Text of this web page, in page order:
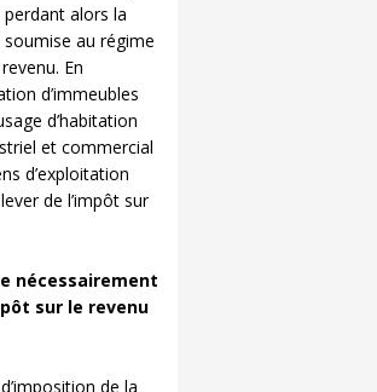
alors la
soumise au régime
En
d’immeubles
d’habitation
et commercial
d’exploitation
de l’impôt sur
nécessairement
sur le revenu
de la